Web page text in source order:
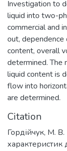
Investigation to
liquid into two-
commercial and
out,
content, overall
determined. The
liquid content is
flow into
are determined.
Citation
Гордійчук, М.
характеристик